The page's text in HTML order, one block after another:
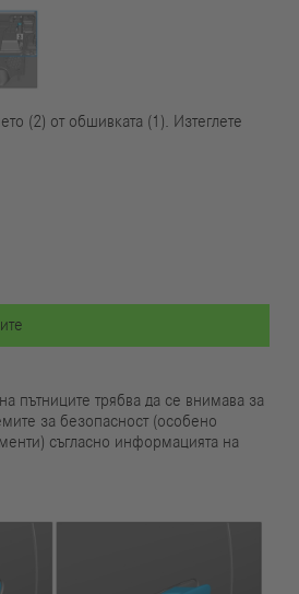
(2) от обшивката (1). Изтеглете
пътниците трябва да се внимава за
за безопасност (особено
съгласно информацията на